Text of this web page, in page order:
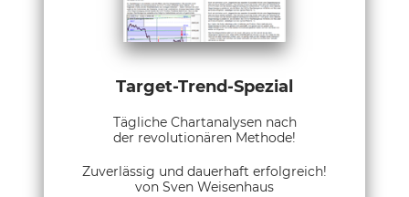
Target-Trend-Spezial
Tägliche Chartanalysen nach
der revolutionären Methode!
Zuverlässig und dauerhaft erfolgreich!
von Sven Weisenhaus